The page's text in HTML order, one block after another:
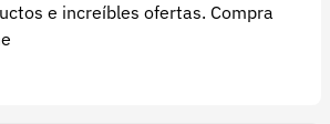
e increíbles ofertas. Compra